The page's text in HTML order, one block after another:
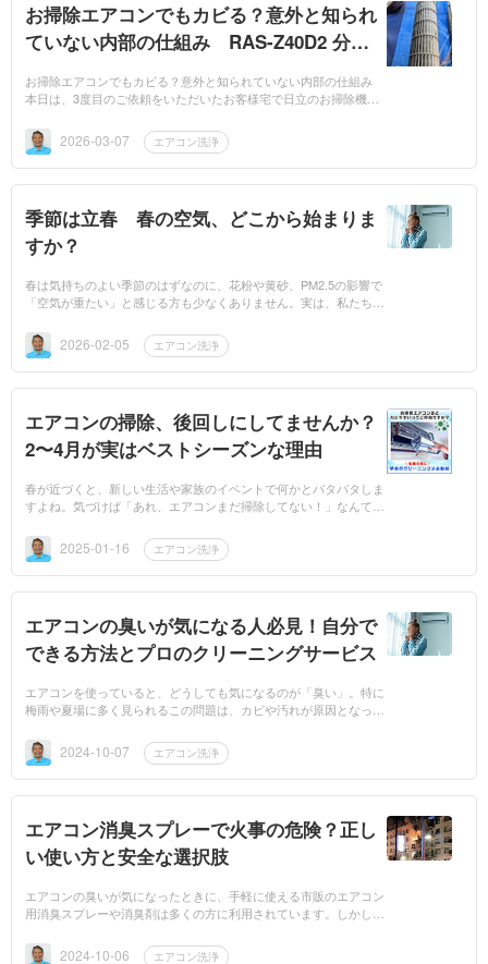
お掃除エアコンでもカビる？意外と知られ
ていない内部の仕組み RAS-Z40D2 分解
お掃除エアコンでもカビる？意外と知られていない内部の仕組み
本日は、3度目のご依頼をいただいたお客様宅で日立のお掃除機能
リーニングか...
2026-03-07 エアコン洗浄
季節は立春 春の空気、どこから始まりま
すか？
春は気持ちのよい季節のはずなのに、花粉や黄砂、PM2.5の影響で
「空気が重たい」と感じる方も少なくありません。実は、私たちが
です。特に赤ちゃん...
2026-02-05 エアコン洗浄
エアコンの掃除、後回しにしてませんか？
2〜4月が実はベストシーズンな理由
春が近づくと、新しい生活や家族のイベントで何かとバタバタしま
すよね。気づけば「あれ、エアコンまだ掃除してない！」なんてこ
ーニングは2〜4月...
2025-01-16 エアコン洗浄
エアコンの臭いが気になる人必見！自分で
できる方法とプロのクリーニングサービス
エアコンを使っていると、どうしても気になるのが「臭い」。特に
梅雨や夏場に多く見られるこの問題は、カビや汚れが原因となって
策と、専門のプロ...
2024-10-07 エアコン洗浄
エアコン消臭スプレーで火事の危険？正し
い使い方と安全な選択肢
エアコンの臭いが気になったときに、手軽に使える市販のエアコン
用消臭スプレーや消臭剤は多くの方に利用されています。しかし、
な危険を伴うこと...
2024-10-06 エアコン洗浄